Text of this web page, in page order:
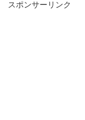
スポンサーリンク